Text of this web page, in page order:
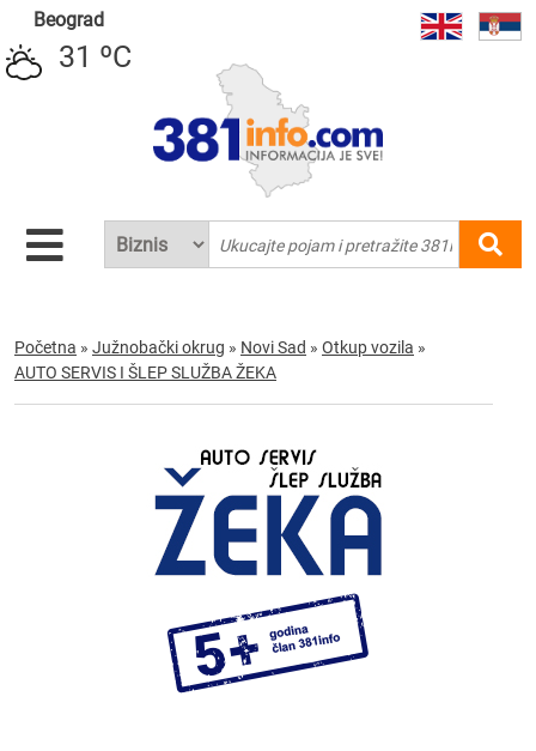
Beograd
31 ºC
Početna » Južnobački okrug » Novi Sad » Otkup vozila »
AUTO SERVIS I ŠLEP SLUŽBA ŽEKA